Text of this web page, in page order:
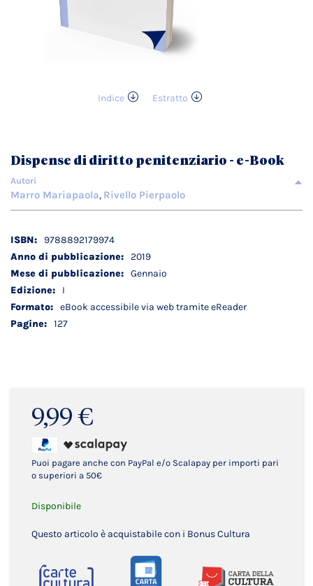
Indice
Estratto
galleria
di
immagini
9,99 €
Puoi pagare anche con PayPal e/o Scalapay per importi pari
o superiori a 50€
Disponibile
Questo articolo è acquistabile con i Bonus Cultura
Dispense di diritto penitenziario - e-Book
Autori
Marro Mariapaola, Rivello Pierpaolo
Dettagli
tecnici
9788892179974
2019
Gennaio
I
eBook accessibile via web tramite eReader
127